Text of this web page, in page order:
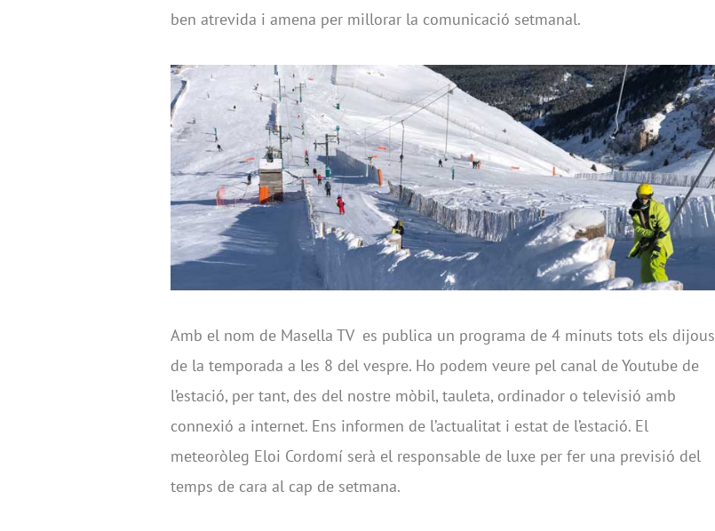
ben atrevida i amena per millorar la comunicació setmanal.
Amb el nom de Masella TV es publica un programa de 4 minuts tots els dijous
de la temporada a les 8 del vespre. Ho podem veure pel canal de Youtube de
l’estació, per tant, des del nostre mòbil, tauleta, ordinador o televisió amb
connexió a internet. Ens informen de l’actualitat i estat de l’estació. El
meteoròleg Eloi Cordomí serà el responsable de luxe per fer una previsió del
temps de cara al cap de setmana.